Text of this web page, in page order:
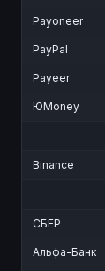
Payoneer
PayPal
Payeer
ЮMoney
Binance
СБЕР
Альфа-Банк